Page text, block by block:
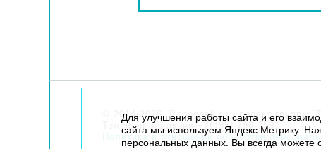
© 2014-2026. Robogeek.ru - проект группы
Телефон редакции+7(495) 790-7591
Политика в отношении обработки
Для улучшения работы сайта и его
сайта мы используем Яндекс.Метрику.
персональных данных. Вы всегда можете